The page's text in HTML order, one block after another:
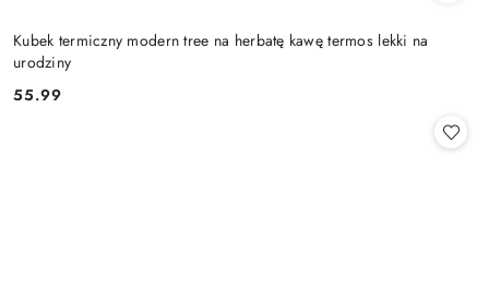
Kubek termiczny modern tree na herbatę kawę termos lekki na
urodziny
Cena:
55.99